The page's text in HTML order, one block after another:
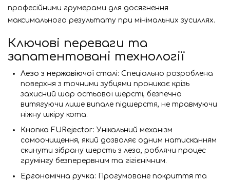
професійними грумерами для досягнення
максимального результату при мінімальних зусиллях.
Ключові переваги та
запатентовані технології
Лезо з нержавіючої сталі: Спеціально розроблена
поверхня з точними зубцями проникає крізь
захисний шар остьової шерсті, безпечно
витягуючи лише випале підшерстя, не травмуючи
ніжну шкіру кота.
Кнопка FURejector: Унікальний механізм
самоочищення, який дозволяє одним натисканням
скинути зібрану шерсть з леза, роблячи процес
грумінгу безперервним та гігієнічним.
Ергономічна ручка: Прогумоване покриття та